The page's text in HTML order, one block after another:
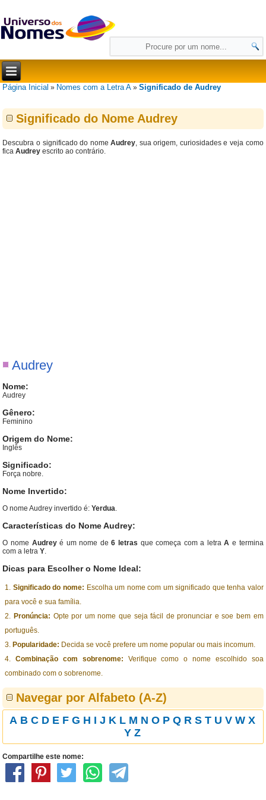
Página Inicial » Nomes com a Letra A »Significado de Audrey
Significado do Nome Audrey
Descubra o significado do nomeAudrey, sua origem, curiosidades e veja como
ficaAudrey escrito ao contrário.
Audrey
Nome:
Audrey
Gênero:
Feminino
Origem do Nome:
Inglês
Significado:
Força nobre.
Nome Invertido:
O nome Audrey invertido é:Yerdua.
Características do Nome Audrey:
O nome Audreyé um nome de6 letras que começa com a letraA e termina
com a letraY.
Dicas para Escolher o Nome Ideal:
Significado do nome: Escolha um nome com um significado que tenha valor
para você e sua família.
Pronúncia: Opte por um nome que seja fácil de pronunciar e soe bem em
português.
Popularidade: Decida se você prefere um nome popular ou mais incomum.
Combinação com sobrenome: Verifique como o nome escolhido soa
combinado com o sobrenome.
Navegar por Alfabeto (A-Z)
A B C D E F G H I J K L M N O P Q R S T U V W X
Y Z
Compartilhe este nome: